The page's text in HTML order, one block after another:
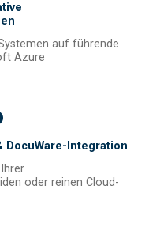
auf führende
Azure
DocuWare-Integration
oder reinen Cloud-